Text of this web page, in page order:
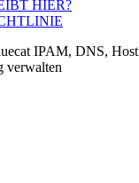
HIER?
IPAM, DNS,
verwalten